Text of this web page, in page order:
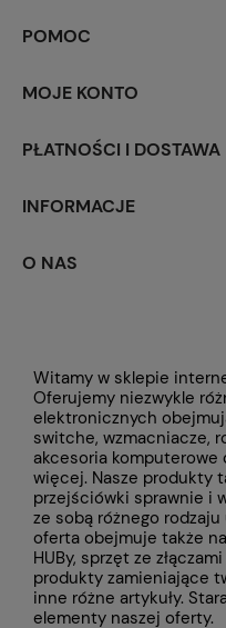
POMOC
MOJE KONTO
PŁATNOŚCI I DOSTAWA
INFORMACJE
O NAS
Witamy w sklepie
Oferujemy niezwykle
elektronicznych
switche, wzmacniacze,
akcesoria komputerowe
więcej. Nasze produkty
przejściówki sprawnie i
ze sobą różnego rodzaju
oferta obejmuje także
HUBy, sprzęt ze
produkty zamieniające
inne różne artykuły.
elementy naszej oferty.